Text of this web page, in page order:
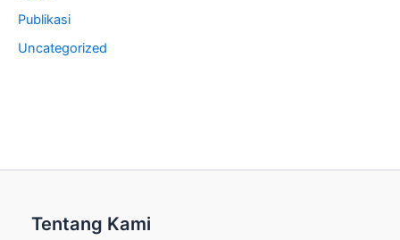
Publikasi
Uncategorized
Tentang Kami